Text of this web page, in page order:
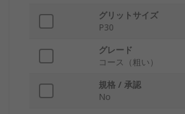
グリットサイズ
P30
グレード
コース（粗い）
規格 / 承認
No